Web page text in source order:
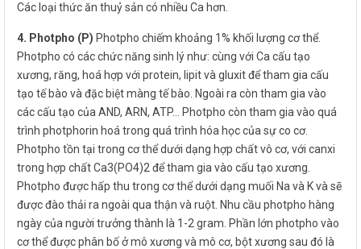
Các loại thức ăn thuỷ sản có nhiều Ca hơn.
4. Photpho (P) Photpho chiếm khoảng 1% khối lượng cơ thể.
Photpho có các chức năng sinh lý như: cùng với Ca cấu tạo
xương, răng, hoá hợp với protein, lipit và gluxit để tham gia cấu
tạo tế bào và đặc biệt màng tế bào. Ngoài ra còn tham gia vào
các cấu tạo của AND, ARN, ATP… Photpho còn tham gia vào quá
trình photphorin hoá trong quá trình hóa học của sự co cơ.
Photpho tồn tại trong cơ thể dưới dạng hợp chất vô cơ, với canxi
trong hợp chất Ca3(PO4)2 để tham gia vào cấu tạo xương.
Photpho được hấp thu trong cơ thể dưới dạng muối Na và K và sẽ
được đào thải ra ngoài qua thận và ruột. Nhu cầu photpho hàng
ngày của người trưởng thành là 1-2 gram. Phần lớn photpho vào
cơ thể được phân bố ở mô xương và mô cơ, bột xương sau đó là